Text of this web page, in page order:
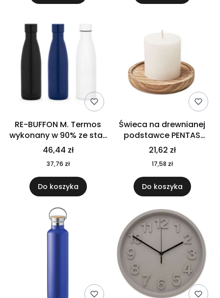
RE-BUFFON M. Termos
wykonany w 90% ze stali
nierdzewnej
pochodzącej z
recyklingu 520 ml 94294
46,44 zł
37,76 zł
Do koszyka
Świeca na drewnianej
podstawce PENTAS
MO6282-40
21,62 zł
17,58 zł
Do koszyka